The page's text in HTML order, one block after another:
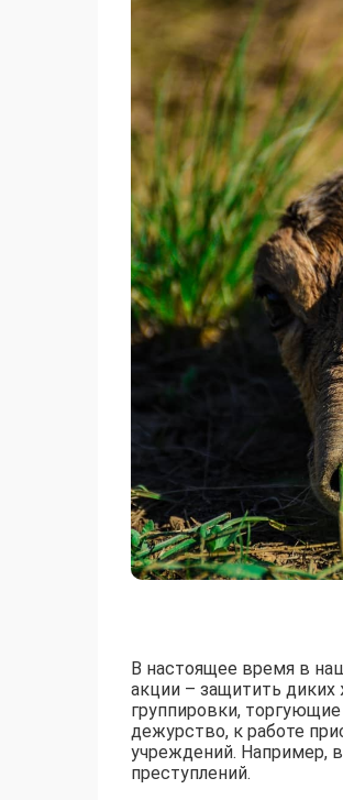
В настоящее время в
акции – защитить
группировки,
дежурство, к работе
учреждений. Например,
преступлений.